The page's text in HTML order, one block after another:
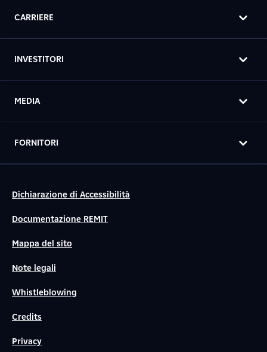
CARRIERE
INVESTITORI
MEDIA
FORNITORI
Dichiarazione di Accessibilità
Documentazione REMIT
Mappa del sito
Note legali
Whistleblowing
Credits
Privacy